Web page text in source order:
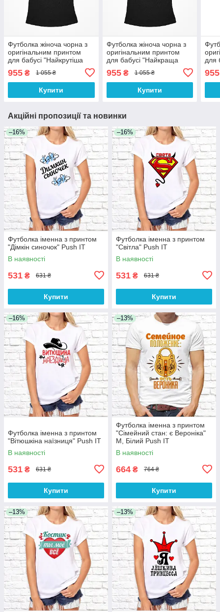
Футболка жіноча чорна з
оригінальним принтом
для бабусі "Найкрутіша
бабуся на землі" Push IT
955 ₴ 1 055 ₴
Купити
Футболка жіноча чорна з
оригінальним принтом
для бабусі "Найкраща
955₴ 1 055 ₴
Купити
для
955
Акційні пропозиції та новинки
–16%
Футболка іменна з принтом
"Дімкін синочок" Push IT
В наявності
531 ₴ 631 ₴
Купити
–16%
Футболка іменна з принтом
"Світла" Push IT
В наявності
531 ₴ 631 ₴
Купити
–16%
Футболка іменна з принтом
"Вітюшкіна наїзниця" Push IT
В наявності
531 ₴ 631 ₴
Купити
–13%
Футболка іменна з принтом
"Сімейний стан: є Вероніка"
M, Білий Push IT
В наявності
664 ₴ 764 ₴
Купити
–13% –13%